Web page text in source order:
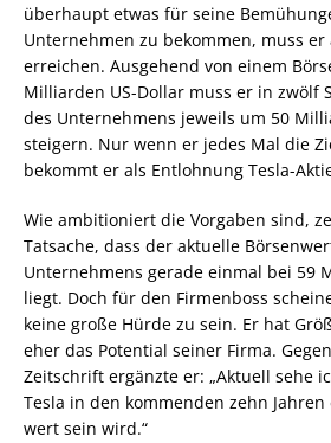
überhaupt etwas für seine
Unternehmen zu bekommen, muss
erreichen. Ausgehend von einem
Milliarden US-Dollar muss er in zwölf
des Unternehmens jeweils um 50
steigern. Nur wenn er jedes Mal die
bekommt er als Entlohnung Tesla-
Wie ambitioniert die Vorgaben sind,
Tatsache, dass der aktuelle
Unternehmens gerade einmal bei 59
liegt. Doch für den Firmenboss
keine große Hürde zu sein. Er hat
eher das Potential seiner Firma.
Zeitschrift ergänzte er: „Aktuell sehe
Tesla in den kommenden zehn
wert sein wird.“